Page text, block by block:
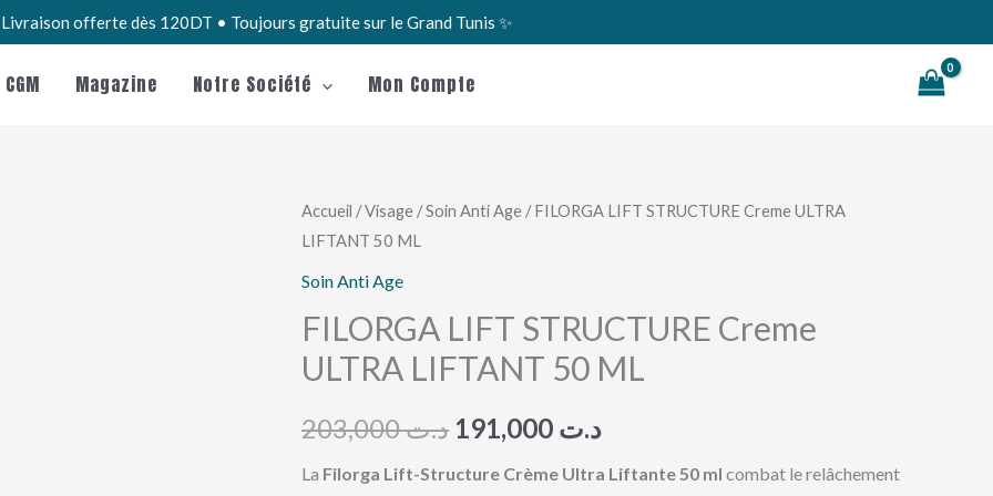
Livraison offerte dès 120DT • Toujours gratuite sur le Grand Tunis ✨
Magazine Notre Société Mon Compte Rechercher
Accueil /Visage /Soin Anti Age / FILORGA LIFT STRUCTURE Creme ULTRA
LIFTANT 50 ML
Soin Anti Age
FILORGA LIFT STRUCTURE Creme
ULTRA LIFTANT 50 ML
د.ت203,000
Le
initial
était :
د.ت
Le
actuel
est :
La Filorga Lift-Structure Crème Ultra Liftante 50 ml combat le relâchement
quantité
de
FILORGA
STRUCTURE
Creme
LIFTANT
50